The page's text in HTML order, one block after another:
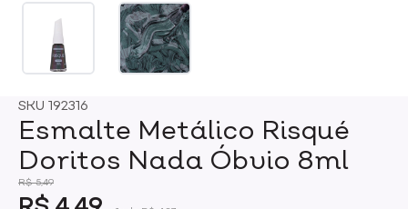
SKU 192316
Esmalte Metálico Risqué
Doritos Nada Óbvio 8ml
R$ 5,49